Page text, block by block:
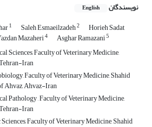
نویسندگان English
1 Saleh Esmaeilzadeh2 Horieh Sadat
Mazaheri4 Asghar Ramazani5
Sciences, Faculty of Veterinary Medicine,
Iran
Faculty of Veterinary Medicine, Shahid
Ahvaz, Ahvaz-Iran
Pathology , Faculty of Veterinary Medicine,
Iran
Faculty of Veterinary Medicine, Shahid